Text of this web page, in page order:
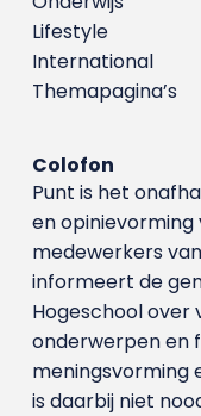
Lifestyle
International
Themapagina’s
Colofon
Punt is het
en
medewerkers
informeert de
Hogeschool over
onderwerpen en
meningsvorming
is daarbij niet